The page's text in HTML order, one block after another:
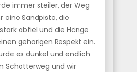
immer steiler, der Weg
eine Sandpiste, die
abfiel und die Hänge
gehörigen Respekt ein.
es dunkel und endlich
Schotterweg und wir